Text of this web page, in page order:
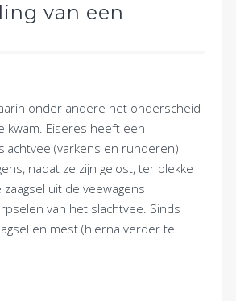
van een
onder andere het onderscheid
kwam. Eiseres heeft een
(varkens en runderen)
nadat ze zijn gelost, ter plekke
uit de veewagens
van het slachtvee. Sinds
en mest (hierna verder te